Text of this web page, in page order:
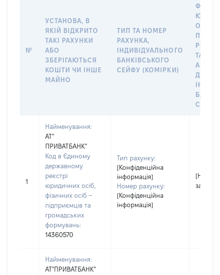
№
УСТАНОВА, В
ЯКІЙ ВІДКРИТО
ТАКІ РАХУНКИ
АБО
ЗБЕРІГАЮТЬСЯ
КОШТИ ЧИ ІНШЕ
МАЙНО
ТИП ТА НОМЕР
РАХУНКА,
ІНДИВІДУАЛЬНОГО
БАНКІВСЬКОГО
СЕЙФУ (КОМІРКИ)
ПРАВО
АБО
ДО
СЕЙФУ
1
Найменування:
АТ"
ПРИВАТБАНК"
Код в Єдиному
державному
реєстрі
юридичних осіб,
фізичних осіб –
підприємців та
громадських
формувань:
14360570
Тип рахунку:
[Конфіденційна
інформація]
Номер рахунку:
[Конфіденційна
інформація]
[Не
Найменування:
АТ"ПРИВАТБАНК"